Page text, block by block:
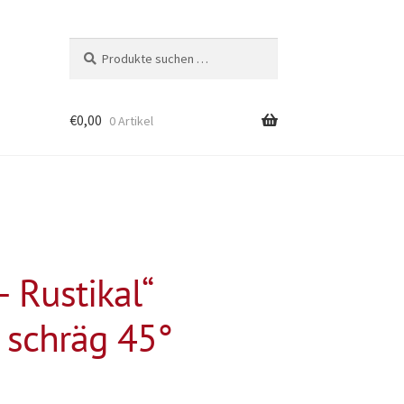
nach:
€0,00 0 Artikel
Rustikal“
45°